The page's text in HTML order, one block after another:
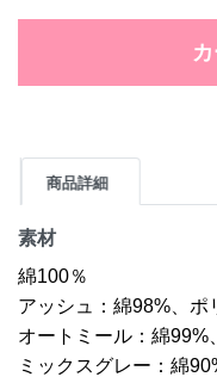
商品詳細
素材
綿100％
アッシュ：綿98%、ポ
オートミール：綿99%
ミックスグレー：綿